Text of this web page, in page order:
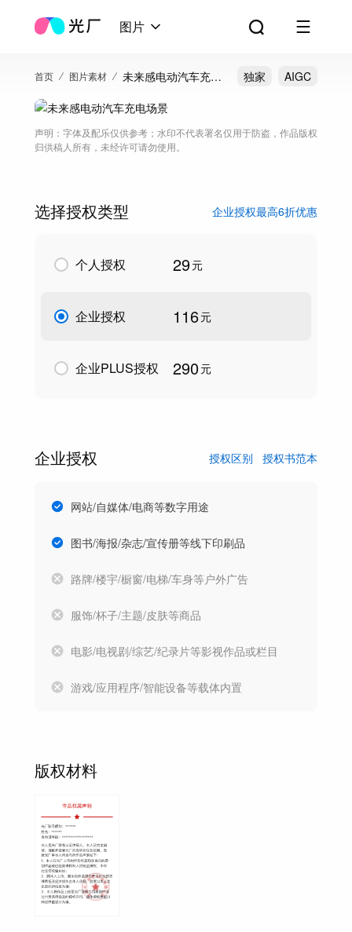
图片
首页 图片素材
未来感电动汽车充电
独家 AIGC
声明：字体及配乐仅供参考；水印不代表署名仅用于防盗，作品版权
归供稿人所有，未经许可请勿使用。
选择授权类型 企业授权最高6折优惠
个人授权 29元
企业授权 116元
企业PLUS授权 290元
企业授权 授权区别 授权书范本
网站/自媒体/电商等数字用途
图书/海报/杂志/宣传册等线下印刷品
路牌/楼宇/橱窗/电梯/车身等户外广告
服饰/杯子/主题/皮肤等商品
电影/电视剧/综艺/纪录片等影视作品或栏目
游戏/应用程序/智能设备等载体内置
版权材料